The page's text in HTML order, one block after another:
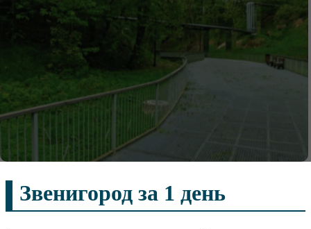
Звенигород за 1 день